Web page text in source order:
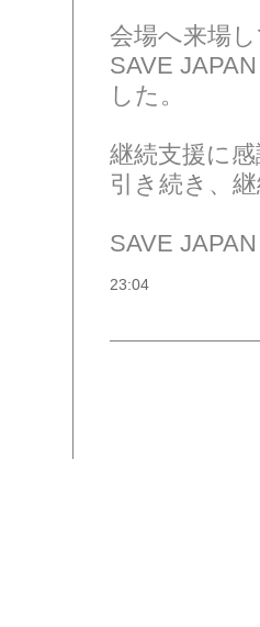
会場へ来場
SAVE
した。
継続支援に感
引き続き、
SAVE
23:04